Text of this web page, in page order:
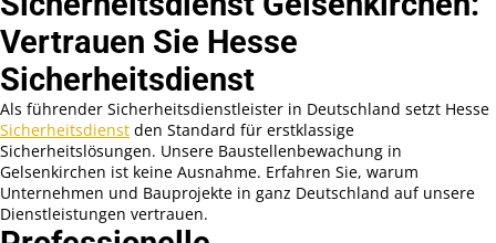
Vertrauen Sie Hesse
Sicherheitsdienst
Als führender Sicherheitsdienstleister in Deutschland setzt Hesse
Sicherheitsdienst den Standard für erstklassige
Sicherheitslösungen. Unsere Baustellenbewachung in
Gelsenkirchen ist keine Ausnahme. Erfahren Sie, warum
Unternehmen und Bauprojekte in ganz Deutschland auf unsere
Dienstleistungen vertrauen.